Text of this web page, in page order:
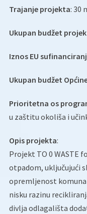
Trajanje projekta: 30
Ukupan budžet
Iznos EU
Ukupan budžet
Prioritetna os
u zaštitu okoliša i
Opis projekta:
Projekt TO 0 WASTE
otpadom, uključujući
opremljenost
nisku razinu
divlja odlagališta